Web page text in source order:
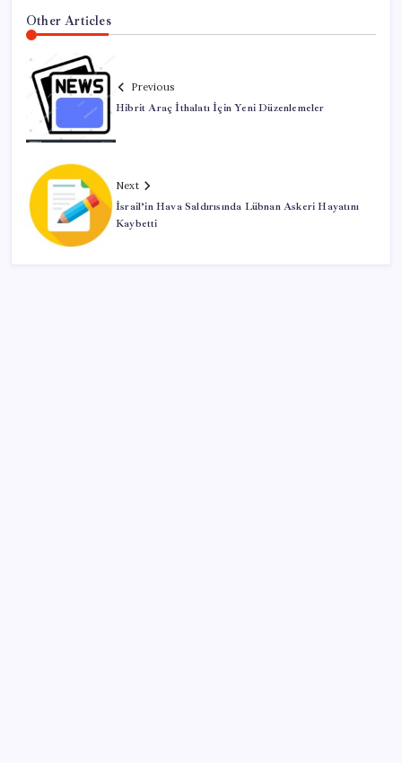
Other Articles
Previous
Hibrit Araç İthalatı İçin Yeni Düzenlemeler
Next
İsrail’in Hava Saldırısında Lübnan Askeri Hayatını
Kaybetti